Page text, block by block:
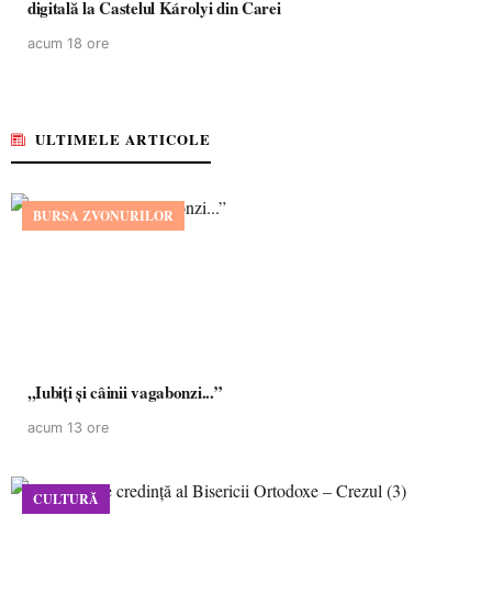
digitală la Castelul Károlyi din Carei
acum 18 ore
ULTIMELE ARTICOLE
BURSA ZVONURILOR
,,Iubiți și câinii vagabonzi...”
acum 13 ore
CULTURĂ